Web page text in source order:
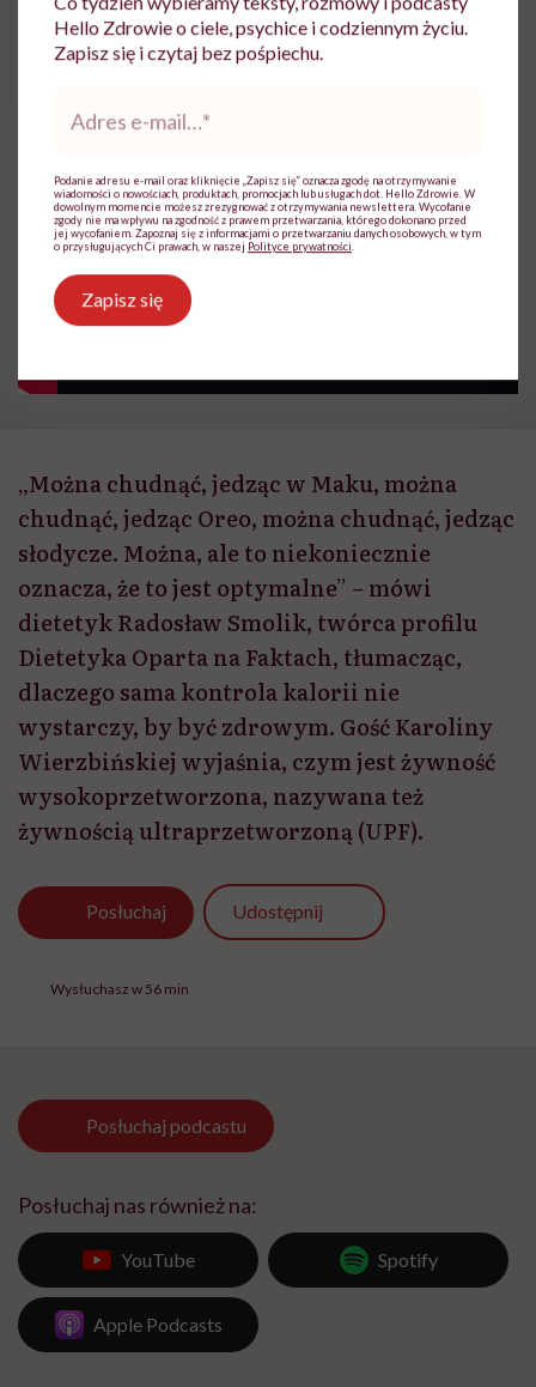
Opublikowano:18.07.2025 12:00
„Można chudnąć, jedząc w Maku, można
chudnąć, jedząc Oreo, można chudnąć, jedząc
słodycze. Można, ale to niekoniecznie
oznacza, że to jest optymalne” – mówi
dietetyk Radosław Smolik, twórca profilu
Dietetyka Oparta na Faktach, tłumacząc,
dlaczego sama kontrola kalorii nie
wystarczy, by być zdrowym. Gość Karoliny
Wierzbińskiej wyjaśnia, czym jest żywność
wysokoprzetworzona, nazywana też
żywnością ultraprzetworzoną (UPF).
Posłuchaj Udostępnij
Wysłuchasz w 56 min
Posłuchaj podcastu
Posłuchaj nas również na:
YouTube Spotify
Apple Podcasts
Hello Zdrowie o ciele, psychice i codziennym życiu.
Zapisz się i czytaj bez pośpiechu.
mail*
Podanie adresu e-mail oraz kliknięcie „Zapisz się” oznacza zgodę na otrzymywanie
wiadomości o nowościach, produktach, promocjach lub usługach dot. Hello Zdrowie. W
dowolnym momencie możesz zrezygnować z otrzymywania newslettera. Wycofanie
zgody nie ma wpływu na zgodność z prawem przetwarzania, którego dokonano przed
jej wycofaniem. Zapoznaj się z informacjami o przetwarzaniu danych osobowych, w tym
o przysługujących Ci prawach, w naszej Polityce prywatności
Zapisz się